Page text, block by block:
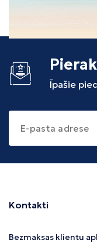
Albānija
Īpašie
Kontakti
Bezmaksas klientu